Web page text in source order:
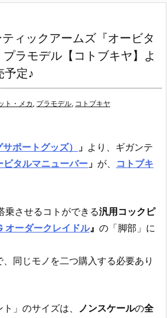
ティックアームズ『オービタ
ラモデル【コトブキヤ】よ
定♪
ト・メカ , プラモデル, コトブキヤ
ポートグッズ） 」 より、 ギガンテ
ビタルマニューバー 」 が、 コトブキ
乗させるコトができる汎用コックピ
オーダークレイドル』 の「脚部」に
、同じモノを二つ購入する必要あり
」のサイズは、 ノンスケールの全